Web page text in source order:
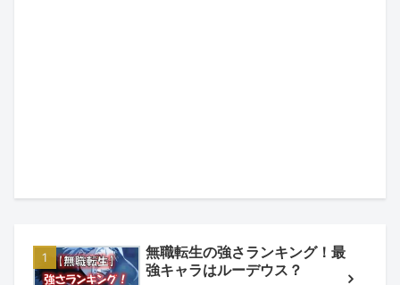
無職転生の強さランキング！最
強キャラはルーデウス？